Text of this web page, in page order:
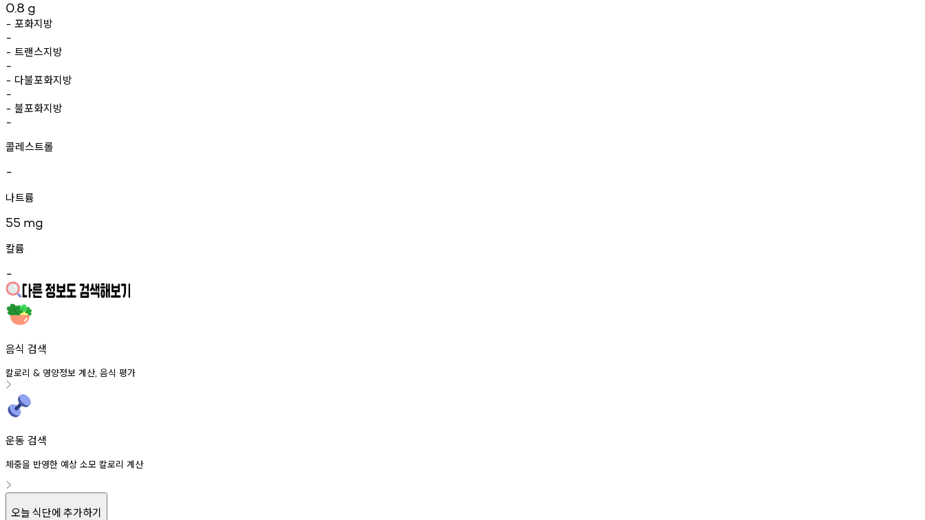
0.8 g
- 포화지방
-
- 트랜스지방
-
- 다불포화지방
-
- 불포화지방
-
콜레스트롤
-
나트륨
55 mg
칼륨
-
음식 검색
칼로리 & 영양정보 계산, 음식 평가
운동 검색
체중을 반영한 예상 소모 칼로리 계산
오늘 식단에 추가하기